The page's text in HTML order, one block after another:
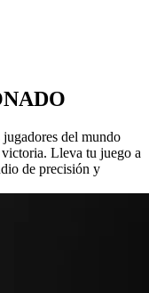
del mundo
Lleva tu juego a
de precisión y